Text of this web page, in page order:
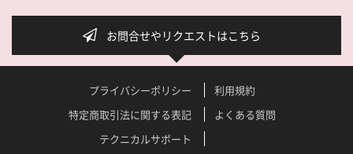
お問合せやリクエストはこちら
プライバシーポリシー
利用規約
特定商取引法に関する表記
よくある質問
テクニカルサポート